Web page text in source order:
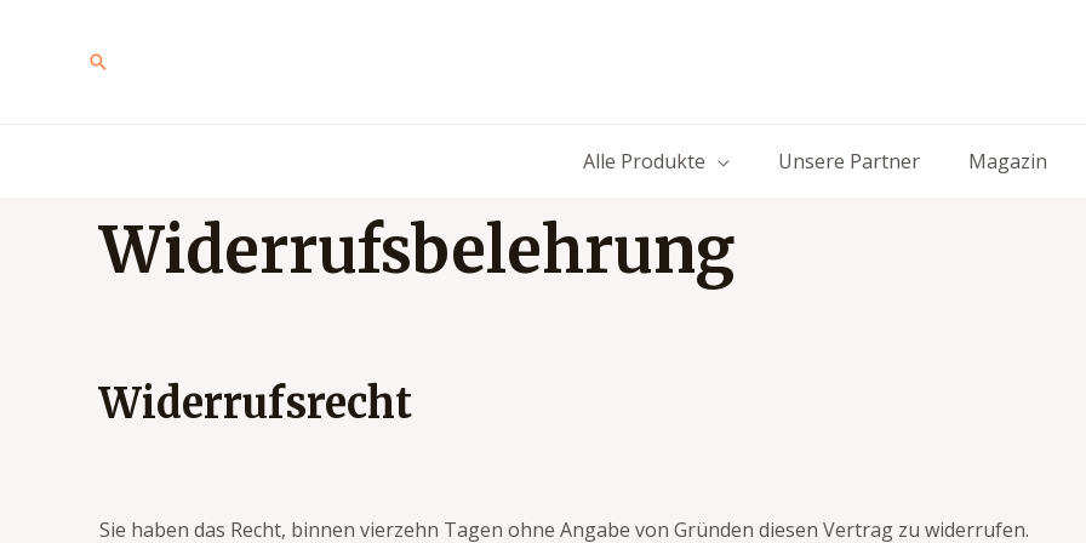
Alle Produkte Unsere Partner Magazin
Widerrufsbelehrung
Widerrufsrecht
Sie haben das Recht, binnen vierzehn Tagen ohne Angabe von Gründen diesen Vertrag zu widerrufen.